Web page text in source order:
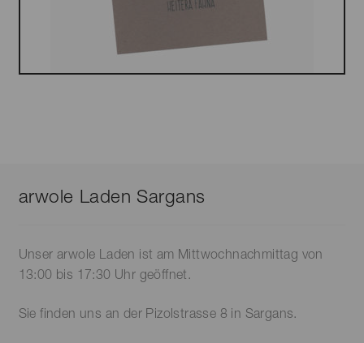
arwole Laden Sargans
Unser arwole Laden ist am Mittwochnachmittag von
13:00 bis 17:30 Uhr geöffnet.
Sie finden uns an der Pizolstrasse 8 in Sargans.